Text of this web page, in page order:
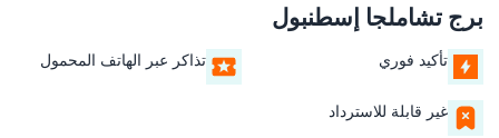
برج تشاملجا إسطنبول
تأكيد فوري تذاكر عبر الهاتف المحمول
غير قابلة للاسترداد